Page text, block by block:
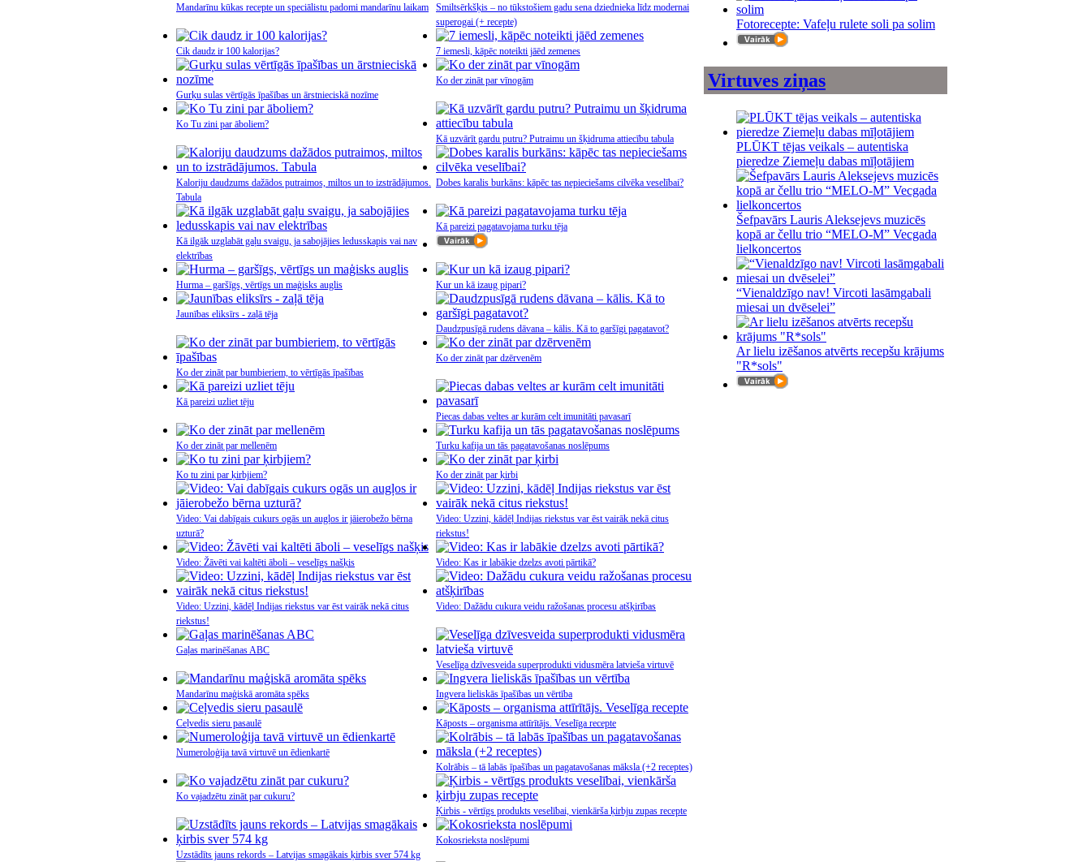
Mandarīnu kūkas recepte un speciālistu padomi mandarīnu laikam
Smiltsērkšķis – no tūkstošiem gadu sena dziednieka līdz modernai
superogai (+ recepte)
Cik daudz ir 100 kalorijas? 7 iemesli, kāpēc noteikti jāēd zemenes
Gurķu sulas vērtīgās īpašības un ārstnieciskā nozīme
Ko der zināt par vīnogām
Ko Tu zini par āboliem?
Kā uzvārīt gardu putru? Putraimu un šķidruma attiecību tabula
Kaloriju daudzums dažādos putraimos, miltos un to izstrādājumos.
Tabula
Dobes karalis burkāns: kāpēc tas nepieciešams cilvēka veselībai?
Kā ilgāk uzglabāt gaļu svaigu, ja sabojājies ledusskapis vai nav
elektrības
Kā pareizi pagatavojama turku tēja
Hurma – garšīgs, vērtīgs un maģisks auglis Kur un kā izaug pipari?
Jaunības eliksīrs - zaļā tēja
Daudzpusīgā rudens dāvana – kālis. Kā to garšīgi pagatavot?
Ko der zināt par bumbieriem, to vērtīgās īpašības
Ko der zināt par dzērvenēm
Kā pareizi uzliet tēju
Piecas dabas veltes ar kurām celt imunitāti pavasarī
Ko der zināt par mellenēm Turku kafija un tās pagatavošanas noslēpums
Ko tu zini par ķirbjiem? Ko der zināt par ķirbi
Video: Vai dabīgais cukurs ogās un augļos ir jāierobežo bērna
uzturā?
Video: Uzzini, kādēļ Indijas riekstus var ēst vairāk nekā citus
riekstus!
Video: Žāvēti vai kaltēti āboli – veselīgs našķis Video: Kas ir labākie dzelzs avoti pārtikā?
Video: Uzzini, kādēļ Indijas riekstus var ēst vairāk nekā citus
riekstus!
Video: Dažādu cukura veidu ražošanas procesu atšķirības
Gaļas marinēšanas ABC
Veselīga dzīvesveida superprodukti vidusmēra latvieša virtuvē
Mandarīnu maģiskā aromāta spēks Ingvera lieliskās īpašības un vērtība
Ceļvedis sieru pasaulē Kāposts – organisma attīrītājs. Veselīga recepte
Numeroloģija tavā virtuvē un ēdienkartē
Kolrābis – tā labās īpašības un pagatavošanas māksla (+2 receptes)
Ko vajadzētu zināt par cukuru?
Ķirbis - vērtīgs produkts veselībai, vienkārša ķirbju zupas recepte
Uzstādīts jauns rekords – Latvijas smagākais ķirbis sver 574 kg
Kokosrieksta noslēpumi
Fotorecepte: Vafeļu rulete soli pa solim
Virtuves ziņas
PLŪKT tējas veikals – autentiska
pieredze Ziemeļu dabas mīļotājiem
Šefpavārs Lauris Aleksejevs muzicēs
kopā ar čellu trio “MELO-M” Vecgada
lielkoncertos
“Vienaldzīgo nav! Vircoti lasāmgabali
miesai un dvēselei”
Ar lielu izēšanos atvērts recepšu krājums
"R*sols"